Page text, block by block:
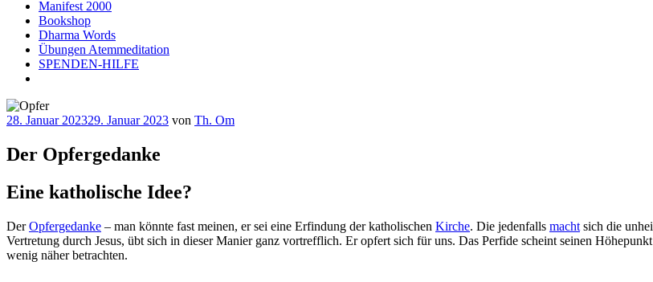
Manifest 2000
Bookshop
Dharma Words
Übungen Atemmeditation
SPENDEN-HILFE
Veröffentlicht
28. Januar 202329. Januar 2023 von Th. Om
Der Opfergedanke
Eine katholische Idee?
DerOpfergedanke – man könnte fast meinen, er sei eine Erfindung der katholischen Kirche. Die jedenfalls macht sich die
Vertretung durch Jesus, übt sich in dieser Manier ganz vortrefflich. Er opfert sich für uns. Das Perfide scheint seinen
wenig näher betrachten.